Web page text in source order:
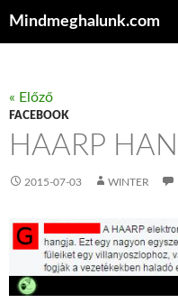
Mindmeghalunk.com
« Előző
FACEBOOK
HAARP
2015-07-03 WINTER